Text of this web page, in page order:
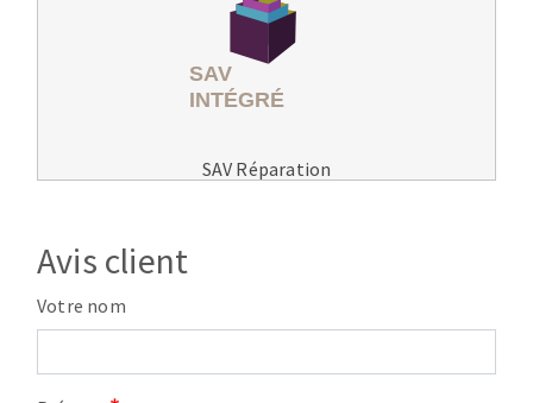
SAV Réparation
Avis client
Votre nom